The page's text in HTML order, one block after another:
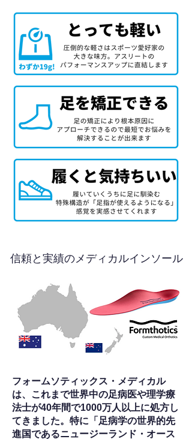
信頼と実績のメディカルインソール
フォームソティックス・メディカル
は、これまで世界中の足病医や理学療
法士が40年間で1000万人以上に処方し
てきました。特に「足病学の世界的先
進国であるニュージーランド・オース